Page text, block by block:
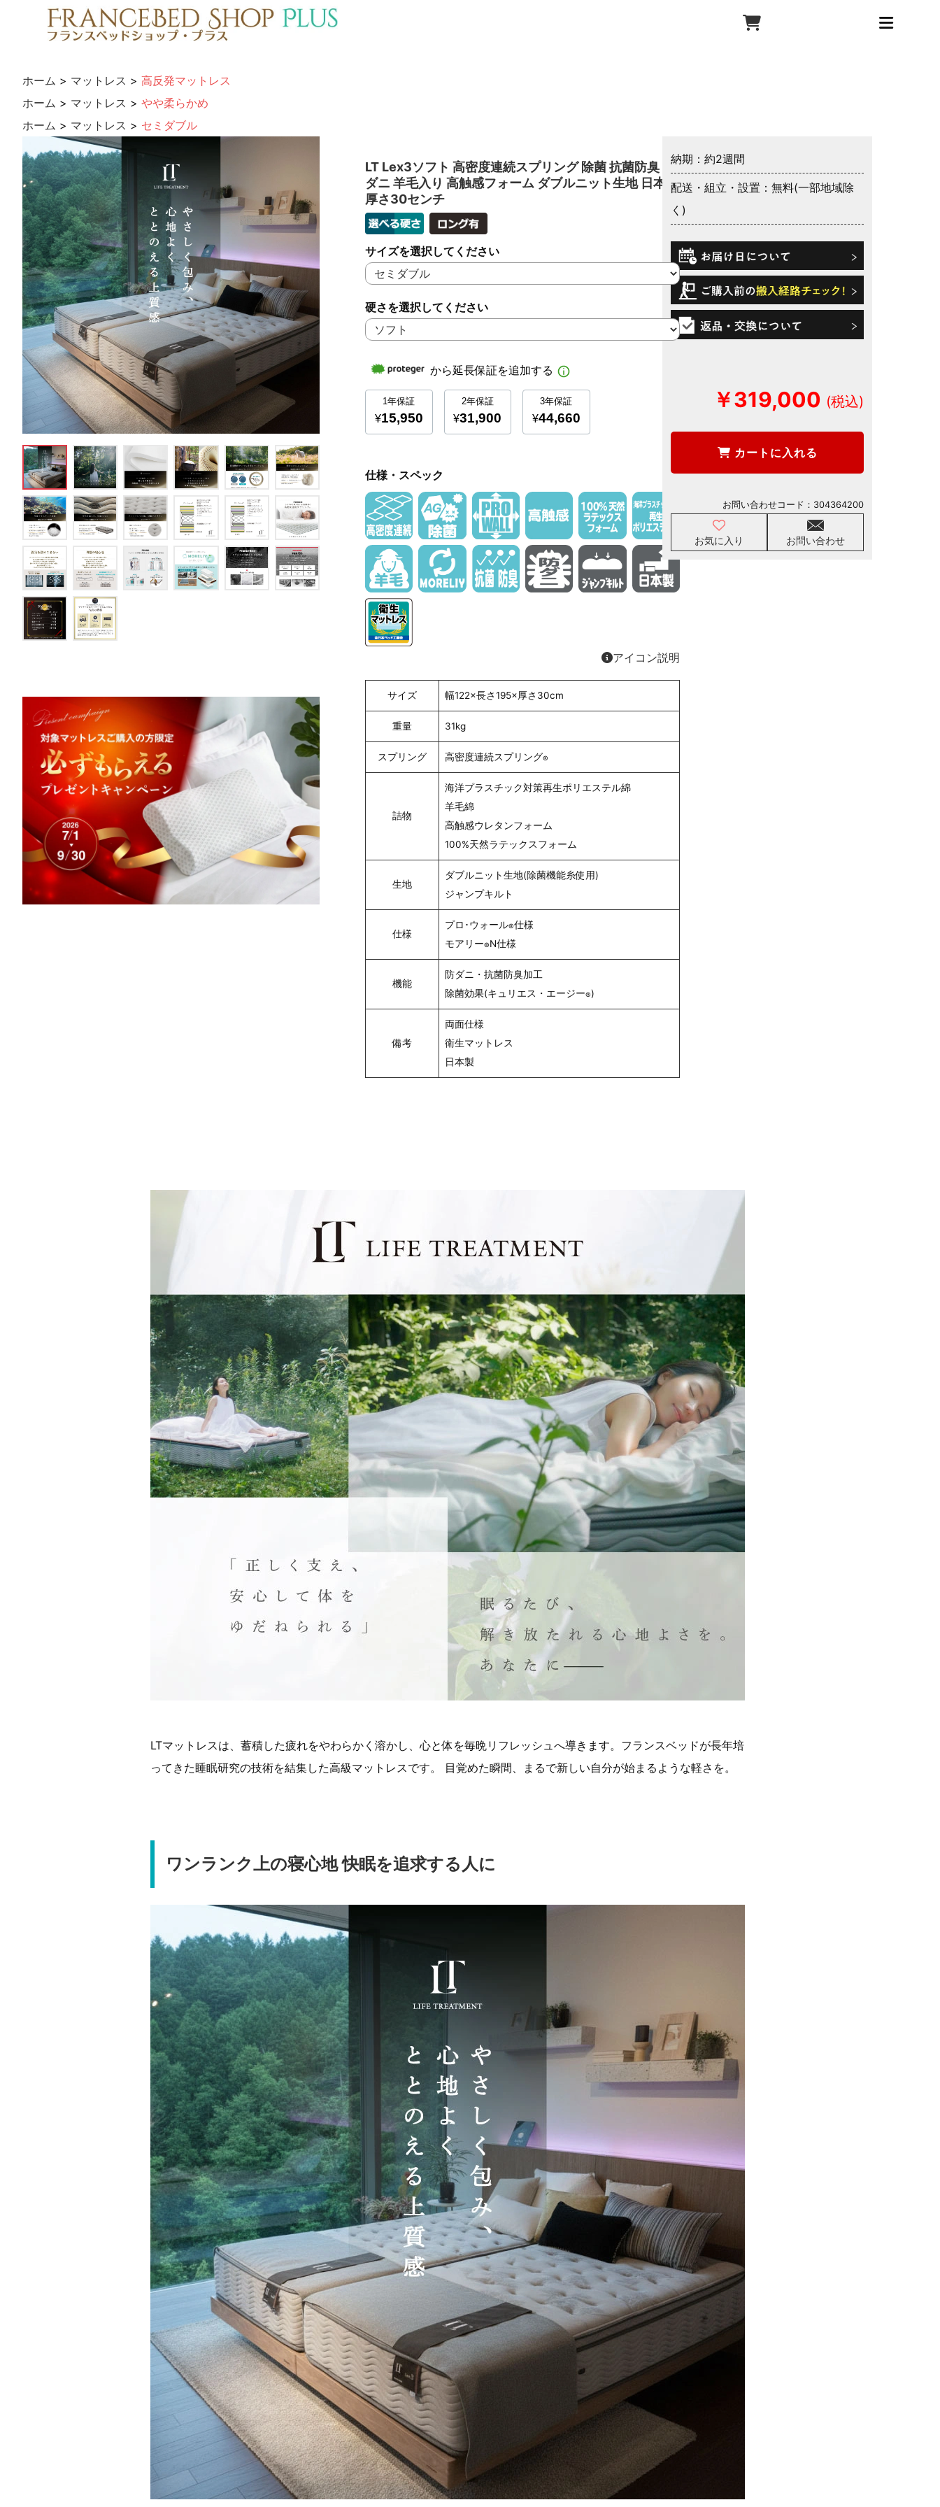
ホーム > マットレス > 高反発マットレス
ホーム > マットレス > やや柔らかめ
ホーム > マットレス > セミダブル
LT Lex3ソフト 高密度連続スプリング 除菌 抗菌防臭 防
ダニ 羊毛入り 高触感フォーム ダブルニット生地 日本製
厚さ30センチ
サイズを選択してください
硬さを選択してください
仕様・スペック
アイコン説明
サイズ 幅122×長さ195×厚さ30cm
重量 31kg
スプリング 高密度連続スプリング®
詰物
海洋プラスチック対策再生ポリエステル綿
羊毛綿
高触感ウレタンフォーム
100%天然ラテックスフォーム
生地
ダブルニット生地(除菌機能糸使用)
ジャンプキルト
仕様
プロ･ウォール®仕様
モアリー®N仕様
機能
防ダニ・抗菌防臭加工
除菌効果(キュリエス・エージー®)
備考
両面仕様
衛生マットレス
日本製
納期：約2週間
配送・組立・設置：無料(一部地域除
く)
￥319,000
カートに入れる
お気に入り お問い合わせ
お問い合わせコード： 304364200
LTマットレスは、蓄積した疲れをやわらかく溶かし、心と体を毎晩リフレッシュへ導きます。フランスベッドが長年培
ってきた睡眠研究の技術を結集した高級マットレスです。 目覚めた瞬間、まるで新しい自分が始まるような軽さを。
ワンランク上の寝心地 快眠を追求する人に